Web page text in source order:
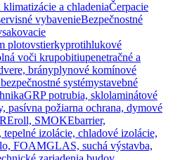
a chladeniaČerpacie
vybavenieBezpečnostné
plotovstierkyprotihlukové
voči krupobitiupenetračné a
brányplynové komínové
systémystavebné
GRP potrubia, sklolaminátové
pasívna požiarna ochrana, dymové
SMOKEbarrier,
izolácie, chladové izolácie,
FOAMGLAS, suchá výstavba,